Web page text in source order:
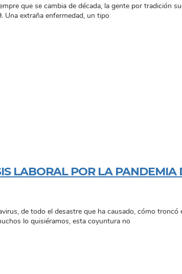
que se cambia de década, la gente por tradición
Una extraña enfermedad, un tipo
LABORAL POR LA PANDEMIA
de todo el desastre que ha causado, cómo
lo quisiéramos, esta coyuntura no